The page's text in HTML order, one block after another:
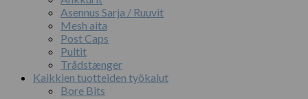
Asennus Sarja / Ruuvit
Mesh aita
Post Caps
Pultit
Trådstænger
Kaikkien tuotteiden työkalut
Bore Bits